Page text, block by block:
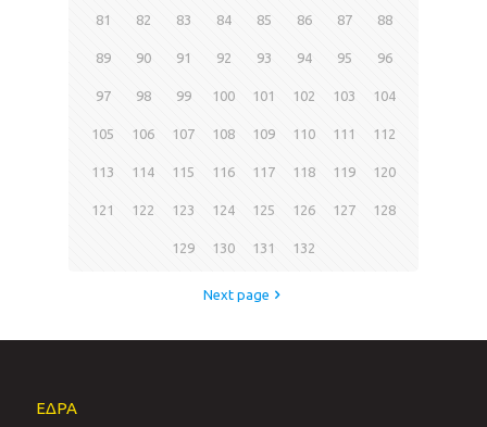
81 82 83 84 85 86 87 88
89 90 91 92 93 94 95 96
97 98 99 100 101 102 103 104
105 106 107 108 109 110 111 112
113 114 115 116 117 118 119 120
121 122 123 124 125 126 127 128
129 130 131 132
Next page
ΕΔΡΑ